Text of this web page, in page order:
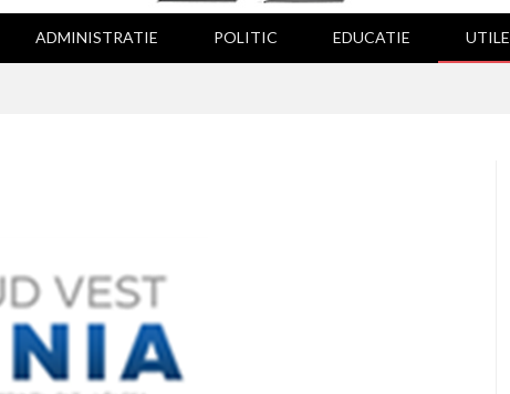
ADMINISTRATIE POLITIC EDUCATIE UTILE